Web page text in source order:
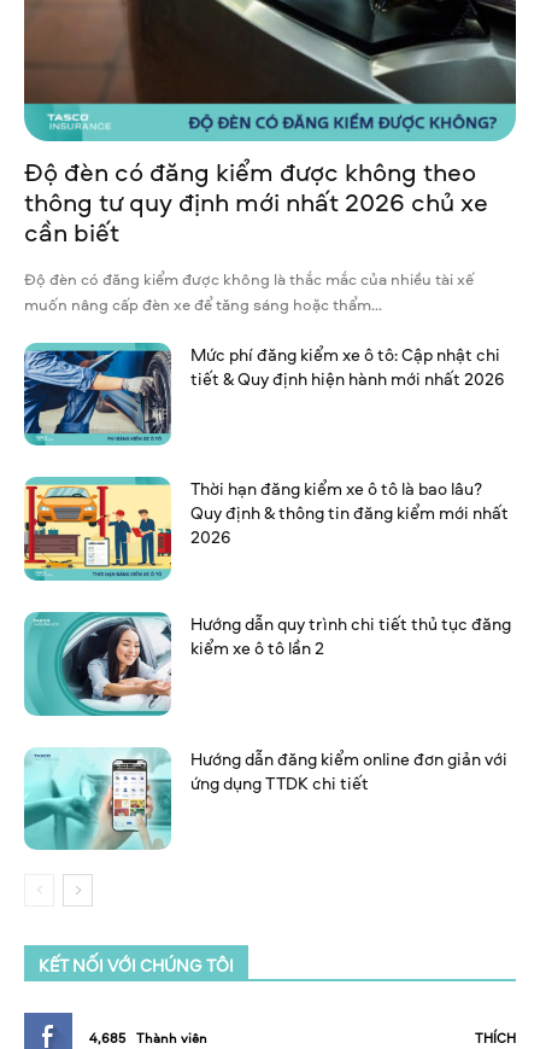
Độ đèn có đăng kiểm được không theo
thông tư quy định mới nhất 2026 chủ xe
cần biết
Độ đèn có đăng kiểm được không là thắc mắc của nhiều tài xế
muốn nâng cấp đèn xe để tăng sáng hoặc thẩm...
Mức phí đăng kiểm xe ô tô: Cập nhật chi
tiết & Quy định hiện hành mới nhất 2026
Thời hạn đăng kiểm xe ô tô là bao lâu?
Quy định & thông tin đăng kiểm mới nhất
2026
Hướng dẫn quy trình chi tiết thủ tục đăng
kiểm xe ô tô lần 2
Hướng dẫn đăng kiểm online đơn giản với
ứng dụng TTDK chi tiết
KẾT NỐI VỚI CHÚNG TÔI
4,685 Thành viên THÍCH